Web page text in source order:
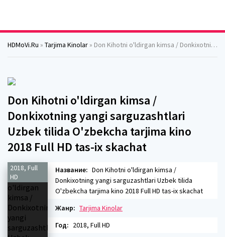
HDMoVi.Ru » Tarjima Kinolar » Don Kihotni o'ldirgan kimsa / Donkixotning yangi sarguzashtlari Uzbek tilida O'zbekcha tarjima kino 2018 Full HD tas-ix skachat
Don Kihotni o'ldirgan kimsa /
Donkixotning yangi sarguzashtlari
Uzbek tilida O'zbekcha tarjima kino
2018 Full HD tas-ix skachat
2018, Full
HD
Название: Don Kihotni o'ldirgan kimsa /
Donkixotning yangi sarguzashtlari Uzbek tilida
O'zbekcha tarjima kino 2018 Full HD tas-ix skachat
Жанр: Tarjima Kinolar
Год: 2018, Full HD